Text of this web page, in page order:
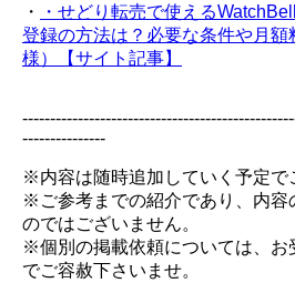
・
・せどり転売で使える
登録の方法は？必要な条件や月額
様）【サイト記事】
---------------
※内容は随時追加していく予定で
※ご参考までの紹介であり、内容
のではございません。
※個別の掲載依頼については、お
でご容赦下さいませ。